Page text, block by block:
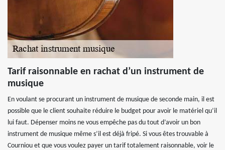
Tarif raisonnable en rachat d’un instrument de
musique
En voulant se procurant un instrument de musique de seconde main, il est
possible que le client souhaite réduire le budget pour avoir le matériel qu’il
lui faut. Dépenser moins ne vous empêche pas du tout d’avoir un bon
instrument de musique même s’il est déjà fripé. Si vous êtes trouvable à
Courniou et que vous voulez payer un tarif totalement raisonnable, voir le